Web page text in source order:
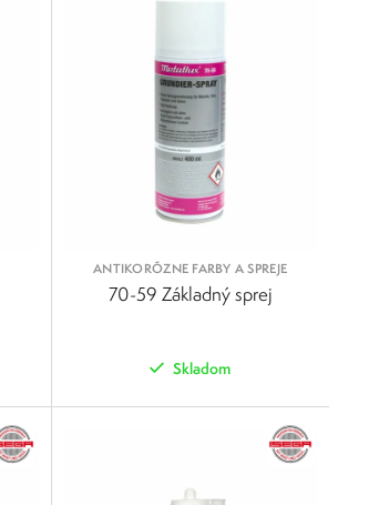
ANTIKORÓZNE FARBY A SPREJE
70-59 Základný sprej
Skladom